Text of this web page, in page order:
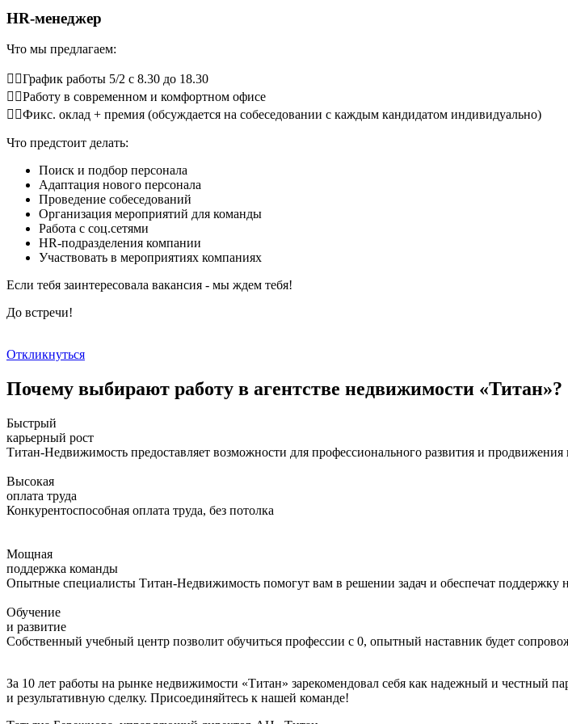
HR-менеджер
Что мы предлагаем:
👉🏻График работы 5/2 с 8.30 до 18.30
👉🏻Работу в современном и комфортном офисе
👉🏻Фикс. оклад + премия (обсуждается на собеседовании с каждым кандидатом индивидуально)
Что предстоит делать:
Поиск и подбор персонала
Адаптация нового персонала
Проведение собеседований
Организация мероприятий для команды
Работа с соц.сетями
HR-подразделения компании
Участвовать в мероприятиях компаниях
Если тебя заинтересовала вакансия - мы ждем тебя!
До встречи!
Откликнуться
Почему выбирают работу в агентстве недвижимости «Титан»?
Быстрый
карьерный рост
Титан-Недвижимость предоставляет возможности для профессионального развития и продвижения
Высокая
оплата труда
Конкурентоспособная оплата труда, без потолка
Мощная
поддержка команды
Опытные специалисты Титан-Недвижимость помогут вам в решении задач и обеспечат поддержку
Обучение
и развитие
Собственный учебный центр позволит обучиться профессии с 0, опытный наставник будет
За 10 лет работы на рынке недвижимости «Титан» зарекомендовал себя как надежный и честный
и результативную сделку. Присоединяйтесь к нашей команде!